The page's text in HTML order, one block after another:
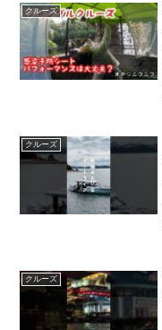
クルーズ
クルーズ
クルーズ